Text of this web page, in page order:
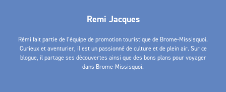
Remi Jacques
Rémi fait partie de l’équipe de promotion touristique de Brome-Missisquoi.
Curieux et aventurier, il est un passionné de culture et de plein air. Sur ce
blogue, il partage ses découvertes ainsi que des bons plans pour voyager
dans Brome-Missisquoi.